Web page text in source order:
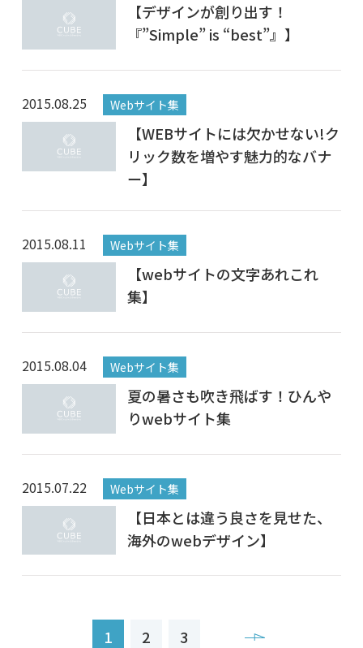
【デザインが創り出す！
『”Simple” is “best”』】
2015.08.25 Webサイト集
【WEBサイトには欠かせない!ク
リック数を増やす魅力的なバナ
ー】
2015.08.11 Webサイト集
【webサイトの文字あれこれ
集】
2015.08.04 Webサイト集
夏の暑さも吹き飛ばす！ひんや
りwebサイト集
2015.07.22 Webサイト集
【日本とは違う良さを見せた、
海外のwebデザイン】
1 2 3